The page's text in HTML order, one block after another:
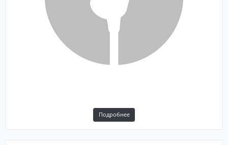
Подробнее